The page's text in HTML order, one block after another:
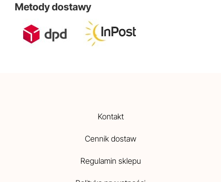
Metody dostawy
Kontakt
Cennik dostaw
Regulamin sklepu